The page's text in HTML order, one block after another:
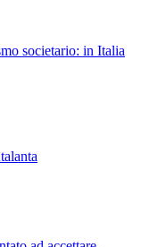
societario: in Italia